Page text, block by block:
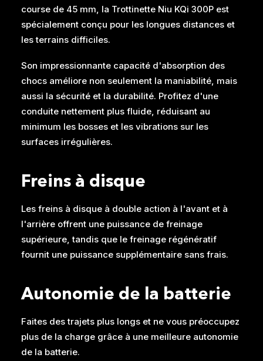
course de 45 mm, la Trottinette Niu KQi 300P est
spécialement conçu pour les longues distances et
les terrains difficiles.
Son impressionnante capacité d'absorption des
chocs améliore non seulement la maniabilité, mais
aussi la sécurité et la durabilité. Profitez d'une
conduite nettement plus fluide, réduisant au
minimum les bosses et les vibrations sur les
surfaces irrégulières.
Freins à disque
Les freins à disque à double action à l'avant et à
l'arrière offrent une puissance de freinage
supérieure, tandis que le freinage régénératif
fournit une puissance supplémentaire sans frais.
Autonomie de la batterie
Faites des trajets plus longs et ne vous préoccupez
plus de la charge grâce à une meilleure autonomie
de la batterie.